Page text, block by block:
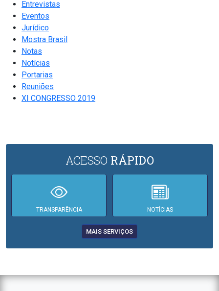
Entrevistas
Eventos
Jurídico
Mostra Brasil
Notas
Notícias
Portarias
Reuniões
XI CONGRESSO 2019
ACESSO RÁPIDO
TRANSPARÊNCIA NOTÍCIAS
MAIS SERVIÇOS